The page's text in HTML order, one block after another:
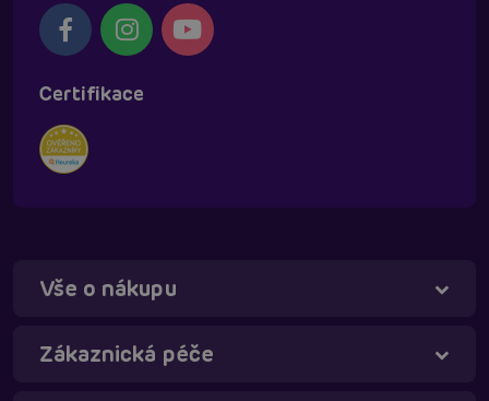
Certifikace
Vše o nákupu
Zákaznická péče
Táňa - virtuální asistentka